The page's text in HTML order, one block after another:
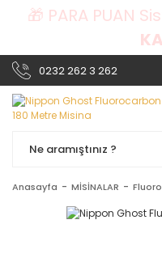
🎁 PARA PUAN
0232 262 3 262
Anasayfa MİSİNALAR